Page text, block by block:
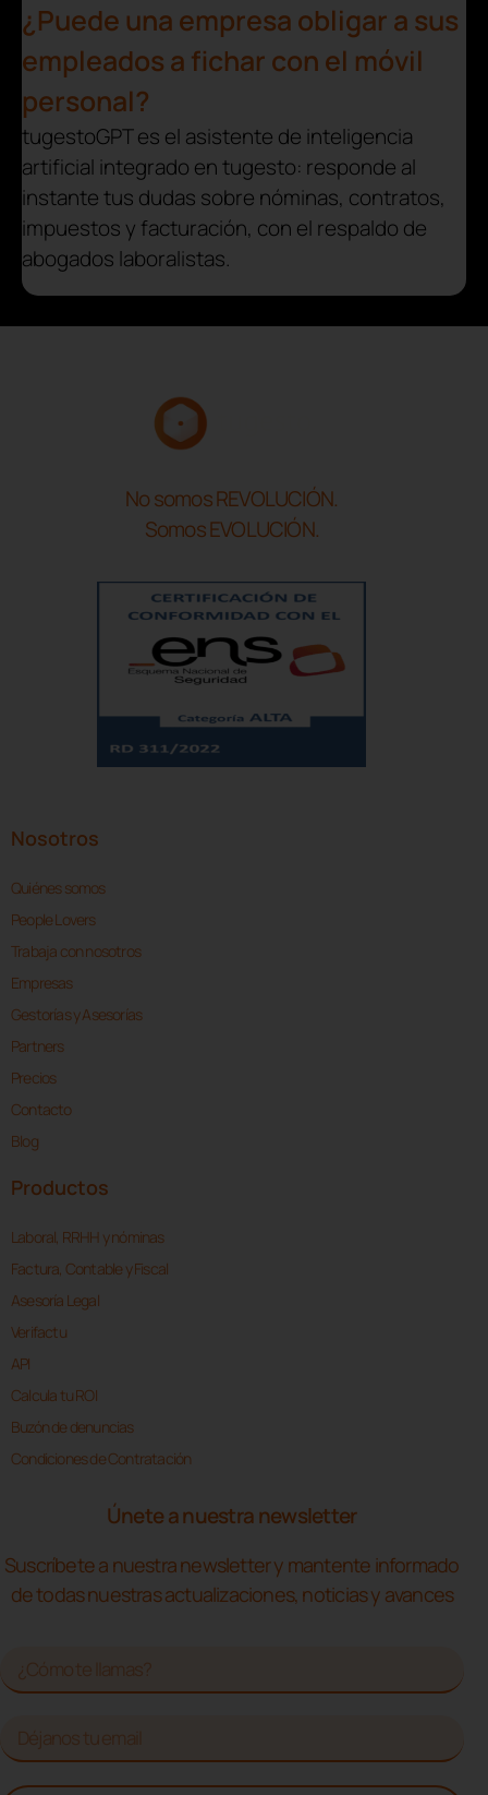
¿Puede una empresa obligar a sus
empleados a fichar con el móvil
personal?
tugestoGPT es el asistente de inteligencia
artificial integrado en tugesto: responde al
instante tus dudas sobre nóminas, contratos,
impuestos y facturación, con el respaldo de
abogados laboralistas.
No somos REVOLUCIÓN.
Somos EVOLUCIÓN.
Nosotros
Quiénes somos
People Lovers
Trabaja con nosotros
Empresas
Gestorías y Asesorías
Partners
Precios
Contacto
Blog
Productos
Laboral, RRHH y nóminas
Factura, Contable y Fiscal
Asesoría Legal
Verifactu
API
Calcula tu ROI
Buzón de denuncias
Condiciones de Contratación
Únete a nuestra newsletter
Suscríbete a nuestra newsletter y mantente informado
de todas nuestras actualizaciones, noticias y avances